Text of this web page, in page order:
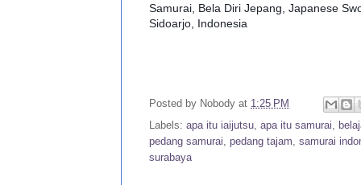
Samurai, Bela Diri Jepang, Japanese
Sidoarjo, Indonesia
Posted by Nobody at 1:25 PM
Labels: apa itu iaijutsu apa itu samurai
pedang samurai pedang tajam samurai
surabaya